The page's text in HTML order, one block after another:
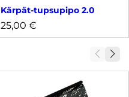
Kärpät-tupsupipo 2.0
25,00 €